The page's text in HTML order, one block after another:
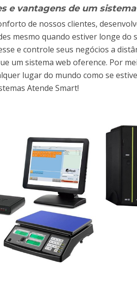
e vantagens de um
de nossos clientes,
mesmo quando estiver longe do
e controle seus negócios a
um sistema web oference. Por
lugar do mundo como se
Atende Smart!